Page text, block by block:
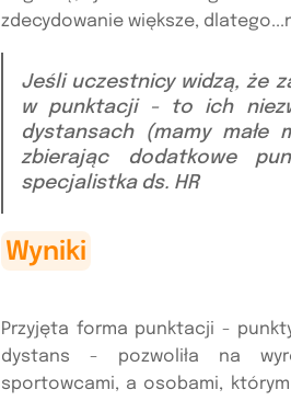
zdecydowanie większe,
Jeśli uczestnicy widzą, że
w punktacji - to ich
dystansach (mamy małe
zbierając dodatkowe
specjalistka ds. HR
Wyniki
Przyjęta forma punktacji -
dystans - pozwoliła na
sportowcami, a osobami,